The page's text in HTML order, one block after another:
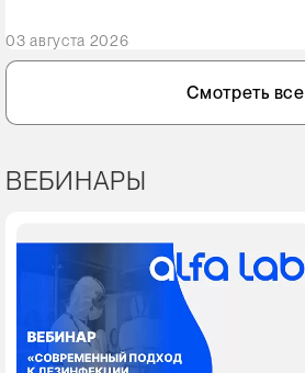
водорода
03 августа 2026
Смотреть все
ВЕБИНАРЫ